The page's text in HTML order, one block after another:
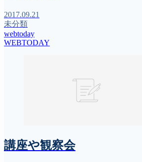
2017.09.21
未分類
webtoday
WEBTODAY
講座や観察会